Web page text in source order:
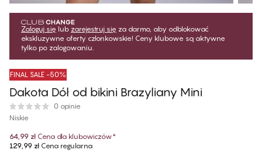
Zaloguj się lub zarejestruj się za darmo, aby odblokować
ekskluzywne oferty członkowskie! Ceny klubowe są aktywne
tylko po zalogowaniu.
FINAL SALE -50%
Dakota Dół od bikini Brazyliany Mini
0 opinie
Niskie
64,99 zł Cena dla klubowiczów*
129,99 złCena regularna